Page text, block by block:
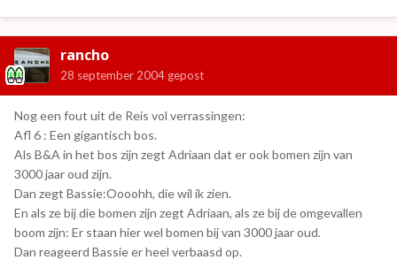
rancho
28 september 2004 gepost
Nog een fout uit de Reis vol verrassingen:
Afl 6 : Een gigantisch bos.
Als B&A in het bos zijn zegt Adriaan dat er ook bomen zijn van
3000 jaar oud zijn.
Dan zegt Bassie:Oooohh, die wil ik zien.
En als ze bij die bomen zijn zegt Adriaan, als ze bij de omgevallen
boom zijn: Er staan hier wel bomen bij van 3000 jaar oud.
Dan reageerd Bassie er heel verbaasd op.